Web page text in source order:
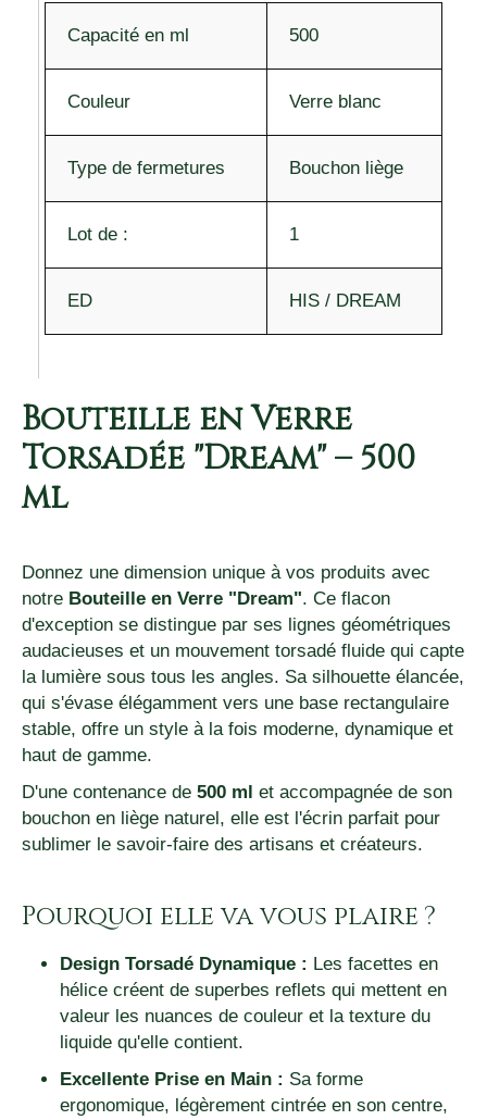
Capacité en ml 500
Couleur Verre blanc
Type de fermetures Bouchon liège
Lot de : 1
ED HIS / DREAM
Bouteille en Verre
Torsadée "Dream" – 500
ml
Donnez une dimension unique à vos produits avec
notre Bouteille en Verre "Dream". Ce flacon
d'exception se distingue par ses lignes géométriques
audacieuses et un mouvement torsadé fluide qui capte
la lumière sous tous les angles. Sa silhouette élancée,
qui s'évase élégamment vers une base rectangulaire
stable, offre un style à la fois moderne, dynamique et
haut de gamme.
D'une contenance de 500 ml et accompagnée de son
bouchon en liège naturel, elle est l'écrin parfait pour
sublimer le savoir-faire des artisans et créateurs.
Pourquoi elle va vous plaire ?
Design Torsadé Dynamique : Les facettes en
hélice créent de superbes reflets qui mettent en
valeur les nuances de couleur et la texture du
liquide qu'elle contient.
Excellente Prise en Main : Sa forme
ergonomique, légèrement cintrée en son centre,